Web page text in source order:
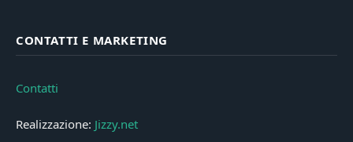
CONTATTI E MARKETING
Contatti
Realizzazione: Jizzy.net